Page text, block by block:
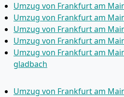
Umzug von Frankfurt am
Umzug von Frankfurt am
Umzug von Frankfurt am
Umzug von Frankfurt am
Umzug von Frankfurt am
gladbach
Umzug von Frankfurt am